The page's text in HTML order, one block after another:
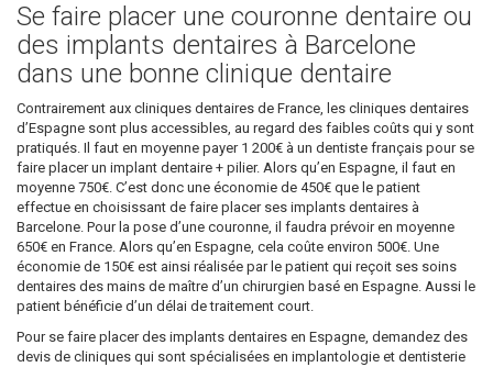
Se faire placer une couronne dentaire ou
des implants dentaires à Barcelone
dans une bonne clinique dentaire
Contrairement aux cliniques dentaires de France, les cliniques dentaires
d’Espagne sont plus accessibles, au regard des faibles coûts qui y sont
pratiqués. Il faut en moyenne payer 1 200€ à un dentiste français pour se
faire placer un implant dentaire + pilier. Alors qu’en Espagne, il faut en
moyenne 750€. C’est donc une économie de 450€ que le patient
effectue en choisissant de faire placer ses implants dentaires à
Barcelone. Pour la pose d’une couronne, il faudra prévoir en moyenne
650€ en France. Alors qu’en Espagne, cela coûte environ 500€. Une
économie de 150€ est ainsi réalisée par le patient qui reçoit ses soins
dentaires des mains de maître d’un chirurgien basé en Espagne. Aussi le
patient bénéficie d’un délai de traitement court.
Pour se faire placer des implants dentaires en Espagne, demandez des
devis de cliniques qui sont spécialisées en implantologie et dentisterie